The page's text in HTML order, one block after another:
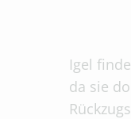
Igel
da sie